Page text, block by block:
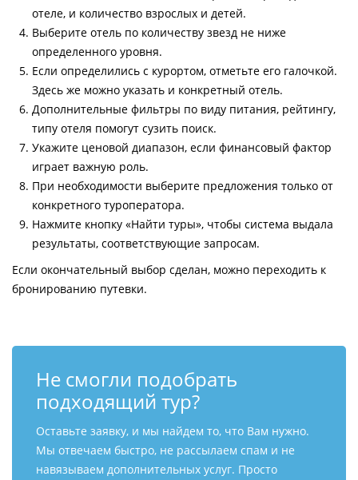
отеле, и количество взрослых и детей.
Выберите отель по количеству звезд не ниже
определенного уровня.
Если определились с курортом, отметьте его галочкой.
Здесь же можно указать и конкретный отель.
Дополнительные фильтры по виду питания, рейтингу,
типу отеля помогут сузить поиск.
Укажите ценовой диапазон, если финансовый фактор
играет важную роль.
При необходимости выберите предложения только от
конкретного туроператора.
Нажмите кнопку «Найти туры», чтобы система выдала
результаты, соответствующие запросам.
Если окончательный выбор сделан, можно переходить к
бронированию путевки.
Не смогли подобрать
подходящий тур?
Оставьте заявку, и мы найдем то, что Вам нужно.
Мы отвечаем быстро, не рассылаем спам и не
навязываем дополнительных услуг. Просто